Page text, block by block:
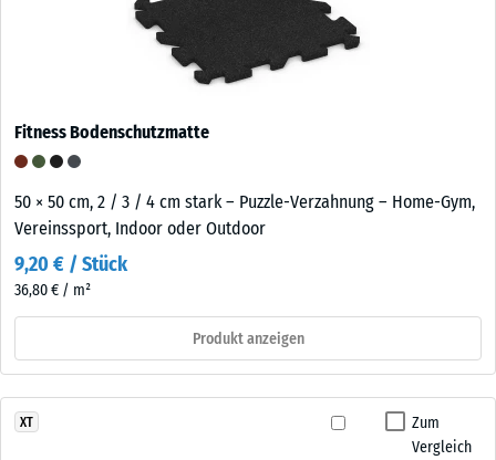
Fitness Bodenschutzmatte
50 × 50 cm, 2 / 3 / 4 cm stark – Puzzle-Verzahnung – Home-Gym,
Vereinssport, Indoor oder Outdoor
9,20 € / Stück
36,80 € / m²
Produkt anzeigen
Zum
Vergleich
XT